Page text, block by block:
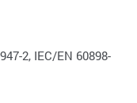
2, IEC/EN 60898-